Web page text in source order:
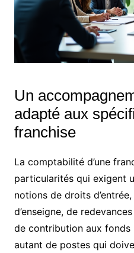
Un
adapté aux
franchise
La comptabilité d’une
particularités qui exigent
notions de droits
d’enseigne, de
de contribution aux fonds
autant de postes qui